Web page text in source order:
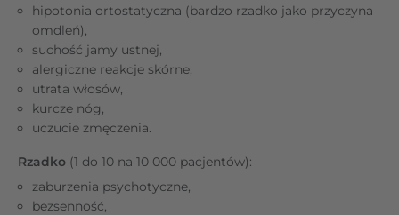
hipotonia ortostatyczna (bardzo rzadko jako przyczyna
omdleń),
suchość jamy ustnej,
alergiczne reakcje skórne,
utrata włosów,
kurcze nóg,
uczucie zmęczenia.
Rzadko (1 do 10 na 10 000 pacjentów):
zaburzenia psychotyczne,
bezsenność,